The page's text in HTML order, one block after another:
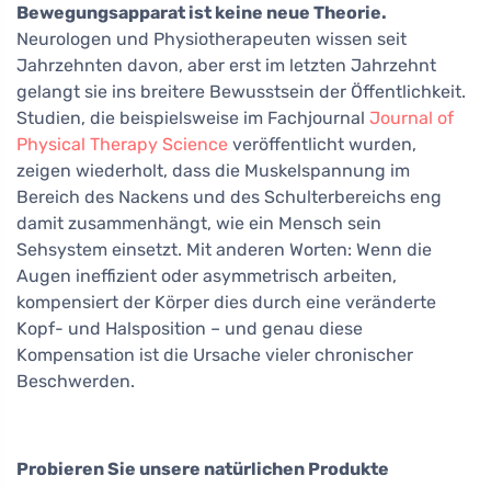
Bewegungsapparat ist keine neue Theorie.
Neurologen und Physiotherapeuten wissen seit
Jahrzehnten davon, aber erst im letzten Jahrzehnt
gelangt sie ins breitere Bewusstsein der Öffentlichkeit.
Studien, die beispielsweise im Fachjournal Journal of
Physical Therapy Science veröffentlicht wurden,
zeigen wiederholt, dass die Muskelspannung im
Bereich des Nackens und des Schulterbereichs eng
damit zusammenhängt, wie ein Mensch sein
Sehsystem einsetzt. Mit anderen Worten: Wenn die
Augen ineffizient oder asymmetrisch arbeiten,
kompensiert der Körper dies durch eine veränderte
Kopf- und Halsposition – und genau diese
Kompensation ist die Ursache vieler chronischer
Beschwerden.
Probieren Sie unsere natürlichen Produkte